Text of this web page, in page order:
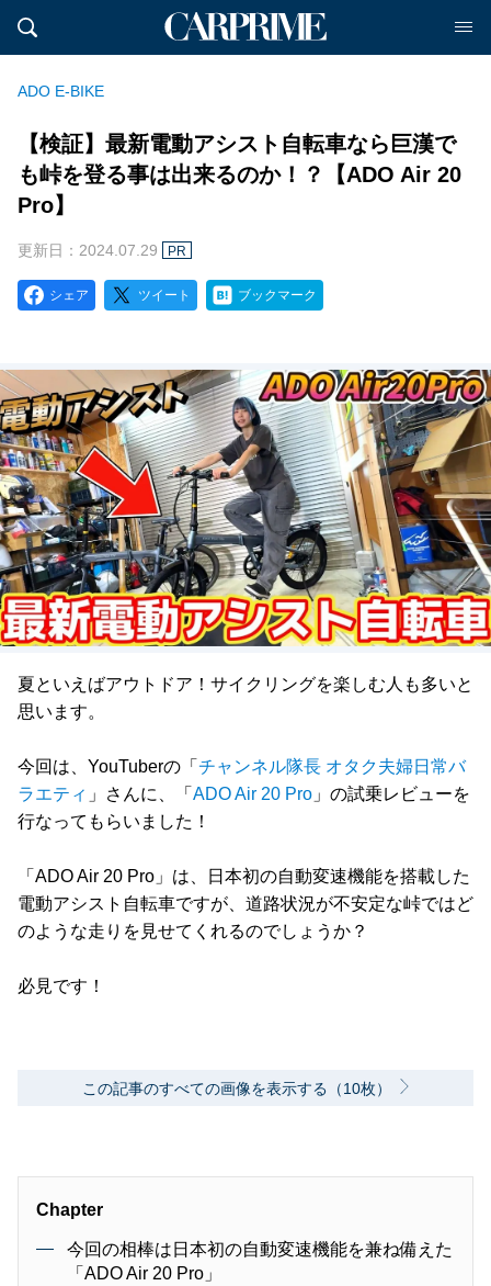
ADO E-BIKE
【検証】最新電動アシスト自転車なら巨漢で
も峠を登る事は出来るのか！？【ADO Air 20
Pro】
更新日：2024.07.29 PR
シェア ツイート ブックマーク
夏といえばアウトドア！サイクリングを楽しむ人も多いと
思います。
今回は、YouTuberの「 チャンネル隊長 オタク夫婦日常バ
ラエティ 」さんに、「 ADO Air 20 Pro 」の試乗レビューを
行なってもらいました！
「ADO Air 20 Pro」は、日本初の自動変速機能を搭載した
電動アシスト自転車ですが、道路状況が不安定な峠ではど
のような走りを見せてくれるのでしょうか？
必見です！
この記事のすべての画像を表示する（10枚）
Chapter
今回の相棒は日本初の自動変速機能を兼ね備えた
「ADO Air 20 Pro」